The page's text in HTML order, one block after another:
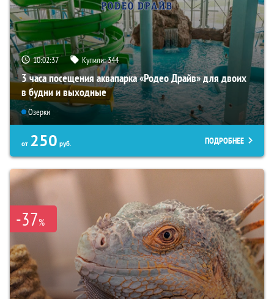
10:02:35 Купили:344
3 часа посещения аквапарка «Родео Драйв» для двоих
в будни и выходные
Озерки
от 250 руб. ПОДРОБНЕЕ
-37%